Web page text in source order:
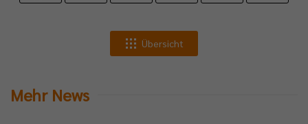
Übersicht
Mehr News